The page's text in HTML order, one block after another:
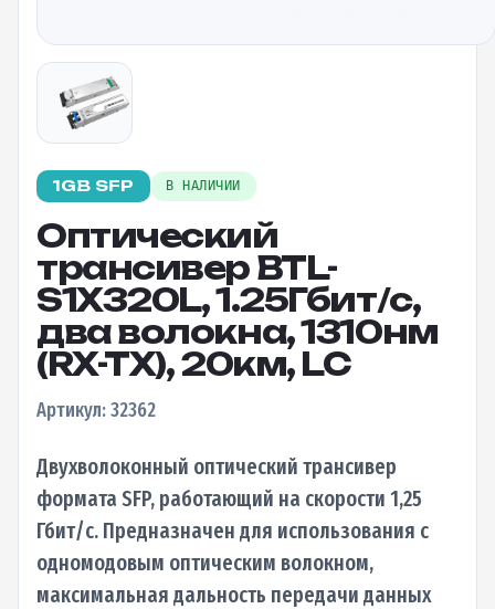
1GB SFP В НАЛИЧИИ
Оптический
трансивер BTL-
S1X320L, 1.25Гбит/c,
два волокна, 1310нм
(RX-TX), 20км, LC
Артикул: 32362
Двухволоконный оптический трансивер
формата SFP, работающий на скорости 1,25
Гбит/с. Предназначен для использования с
одномодовым оптическим волокном,
максимальная дальность передачи данных